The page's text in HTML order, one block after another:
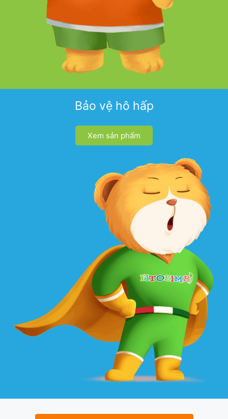
Bảo vệ hô hấp
Xem sản phẩm